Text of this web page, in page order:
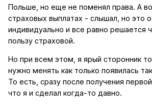
Польше, но еще не поменял права. А
страховых выплатах - слышал, но это
индивидуально и все равно решается
пользу страховой.
Но при всем этом, я ярый сторонник
нужно менять как только появилась
То есть, сразу после получения
что я и сделал когда-то давно.